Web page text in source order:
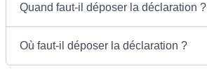
Quand faut-il déposer la déclaration ?
Où faut-il déposer la déclaration ?